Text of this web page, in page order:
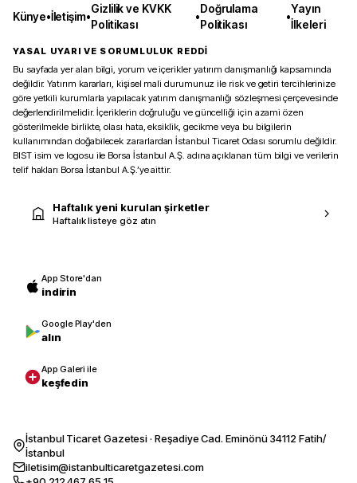
Künye•İletişim•
Gizlilik ve KVKK
Politikası
•
Doğrulama
Politikası
•
Yayın
İlkeleri
YASAL UYARI VE SORUMLULUK REDDİ
Bu sayfada yer alan bilgi, yorum ve içerikler yatırım danışmanlığı kapsamında
değildir. Yatırım kararları, kişisel mali durumunuz ile risk ve getiri tercihlerinize
göre yetkili kurumlarla yapılacak yatırım danışmanlığı sözleşmesi çerçevesinde
değerlendirilmelidir. İçeriklerin doğruluğu ve güncelliği için azami özen
gösterilmekle birlikte, olası hata, eksiklik, gecikme veya bu bilgilerin
kullanımından doğabilecek zararlardan İstanbul Ticaret Odası sorumlu değildir.
BIST isim ve logosu ile Borsa İstanbul A.Ş. adına açıklanan tüm bilgi ve verilerin
telif hakları Borsa İstanbul A.Ş.’ye aittir.
Haftalık yeni kurulan şirketler
Haftalık listeye göz atın
App Store'dan
indirin
Google Play'den
alın
App Galeri ile
keşfedin
İstanbul Ticaret Gazetesi · Reşadiye Cad. Eminönü 34112 Fatih/
İstanbul
iletisim@istanbulticaretgazetesi.com